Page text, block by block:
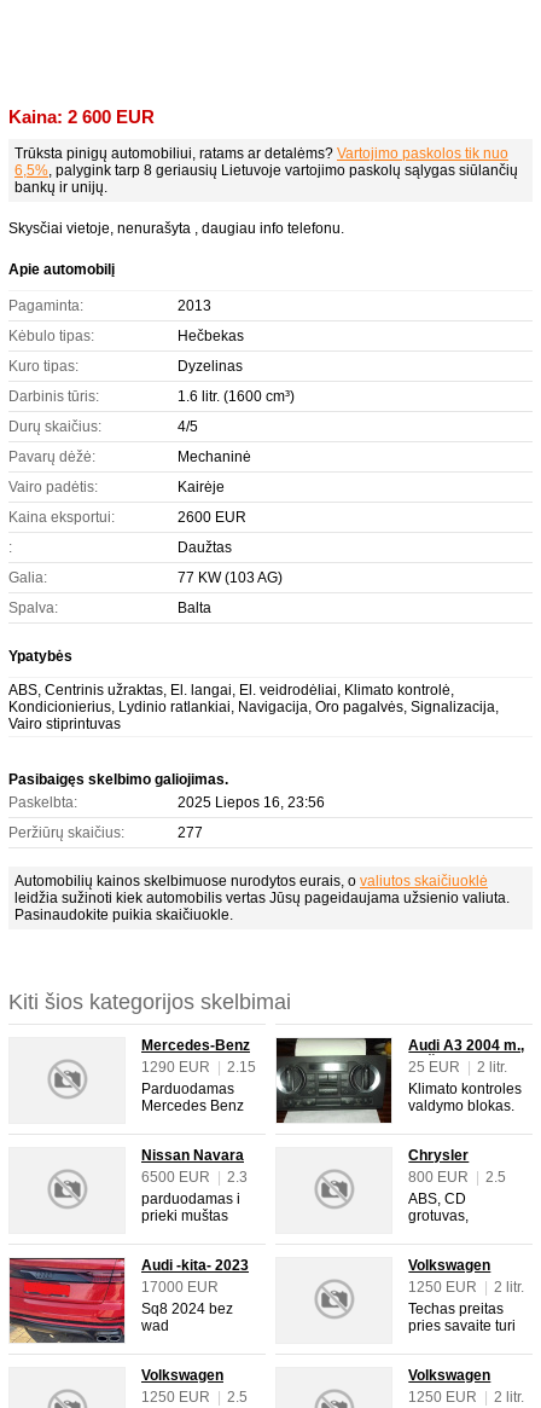
Kaina: 2 600 EUR
Trūksta pinigų automobiliui, ratams ar detalėms? Vartojimo paskolos tik nuo
6,5%, palygink tarp 8 geriausių Lietuvoje vartojimo paskolų sąlygas siūlančių
bankų ir unijų.
Skysčiai vietoje, nenurašyta , daugiau info telefonu.
Apie automobilį
Pagaminta:
2013
Kėbulo tipas:
Hečbekas
Kuro tipas:
Dyzelinas
Darbinis tūris:
1.6 litr. (1600 cm³)
Durų skaičius:
4/5
Pavarų dėžė:
Mechaninė
Vairo padėtis:
Kairėje
Kaina eksportui:
2600 EUR
:
Daužtas
Galia:
77 KW (103 AG)
Spalva:
Balta
Ypatybės
ABS, Centrinis užraktas, El. langai, El. veidrodėliai, Klimato kontrolė,
Kondicionierius, Lydinio ratlankiai, Navigacija, Oro pagalvės, Signalizacija,
Vairo stiprintuvas
Pasibaigęs skelbimo galiojimas.
Paskelbta:
2025 Liepos 16, 23:56
Peržiūrų skaičius:
277
Automobilių kainos skelbimuose nurodytos eurais, o valiutos skaičiuoklė
leidžia sužinoti kiek automobilis vertas Jūsų pageidaujama užsienio valiuta.
Pasinaudokite puikia skaičiuokle.
Kiti šios kategorijos skelbimai
Mercedes-Benz
C 200 2006 m.,
Universalas
1290 EUR
2.15
litr. | Automatinė
| 90 KW
| Pilka | 4/5
Parduodamas
Mercedes Benz
11 mėn., 2.1l
90kw, VIN
WDB2032071F7
70962. Galiojanti
TA iki 2026.09.24.
Ekonomiškas
variklis ir
automatinė
pavarų dėžė
veikia be
priekaištų,
aptarnavimai
laiku. Prieš metus
pilnai sutvarkyta
gal
Nissan Navara
2018 m., Pikapas
6500 EUR
2.3
litr. | Automatinė
| 140 KW
| 4/5
parduodamas i
prieki muštas
buferis tvarkomas
žibintas
keičiamas. ABS,
Centrinis
užraktas, El.
langai, El.
veidrodėliai,
Klimato kontrolė,
Kondicionierius,
Lydinio ratlankiai,
Audi -kita- 2023
m., Visureigis
17000 EUR
| 4000 litr.
| Automatinė
| 24000 km
| Raudona
Sq8 2024 bez
wad
auto w Polsce.
ABS, Centrinis
užraktas, El.
Volkswagen
Multivan 1992
1250 EUR
2.5
Audi A3 2004 m.,
Hečbekas
25 EUR
2 litr.
Klimato kontroles
valdymo blokas.
Chrysler
Voyager 2001
m., Vienatūris
800 EUR
2.5
litr. | Mechaninė
| 105 KW
|
332000 km
| Juoda | 4/5
ABS, CD
grotuvas,
užraktas, El.
langai, El.
veidrodėliai,
Kasečių grotuvas,
Kondicionierius,
Lydinio ratlankiai,
Metalikas, Odinis
salonas, Oro
pagalvės, Vairo
stiprintuvas.
Volkswagen
Passat 2006 m.,
Sedanas
1250 EUR
2 litr.
| Mechaninė
| 96 KW
| 4/5
Techas preitas
pries savaite turi
kosmetiniu
Kebulo defektu
tel060793894.
Volkswagen
Passat 2006 m.,
1250 EUR
2 litr.